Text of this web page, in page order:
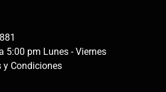
5:00 pm Lunes - Viernes
y Condiciones